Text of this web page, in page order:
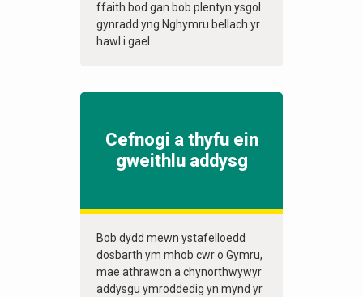
ffaith bod gan bob plentyn ysgol
gynradd yng Nghymru bellach yr
hawl i gael...
Cefnogi a thyfu ein
gweithlu addysg
Bob dydd mewn ystafelloedd
dosbarth ym mhob cwr o Gymru,
mae athrawon a chynorthwywyr
addysgu ymroddedig yn mynd yr